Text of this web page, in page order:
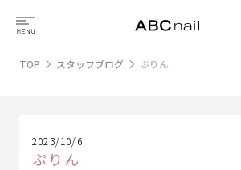
TOP スタッフブログ ぷりん
2023/10/6
ぷりん